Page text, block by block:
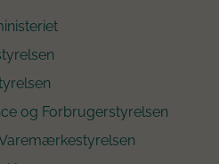
og Forbrugerstyrelsen